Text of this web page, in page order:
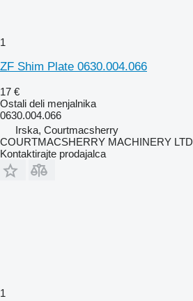
1
ZF Shim Plate 0630.004.066
17 €
Ostali deli menjalnika
0630.004.066
Irska, Courtmacsherry
COURTMACSHERRY MACHINERY LTD
Kontaktirajte prodajalca
1